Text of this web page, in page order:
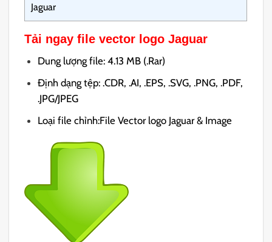
Jaguar
Tải ngay file vector logo Jaguar
Dung lượng file: 4.13 MB (.Rar)
Định dạng tệp: .CDR, .AI, .EPS, .SVG, .PNG, .PDF,
.JPG/JPEG
Loại file chỉnh:File Vector logo Jaguar & Image